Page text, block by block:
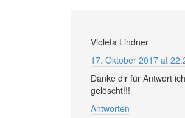
Violeta Lindner
17. Oktober 2017 at
Danke dir für Antwort
gelöscht!!!
Antworten